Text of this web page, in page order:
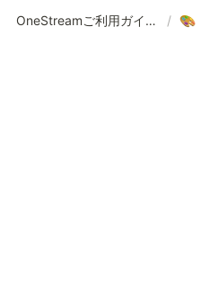
OneStreamご利用ガイド | 使い方の案内 /